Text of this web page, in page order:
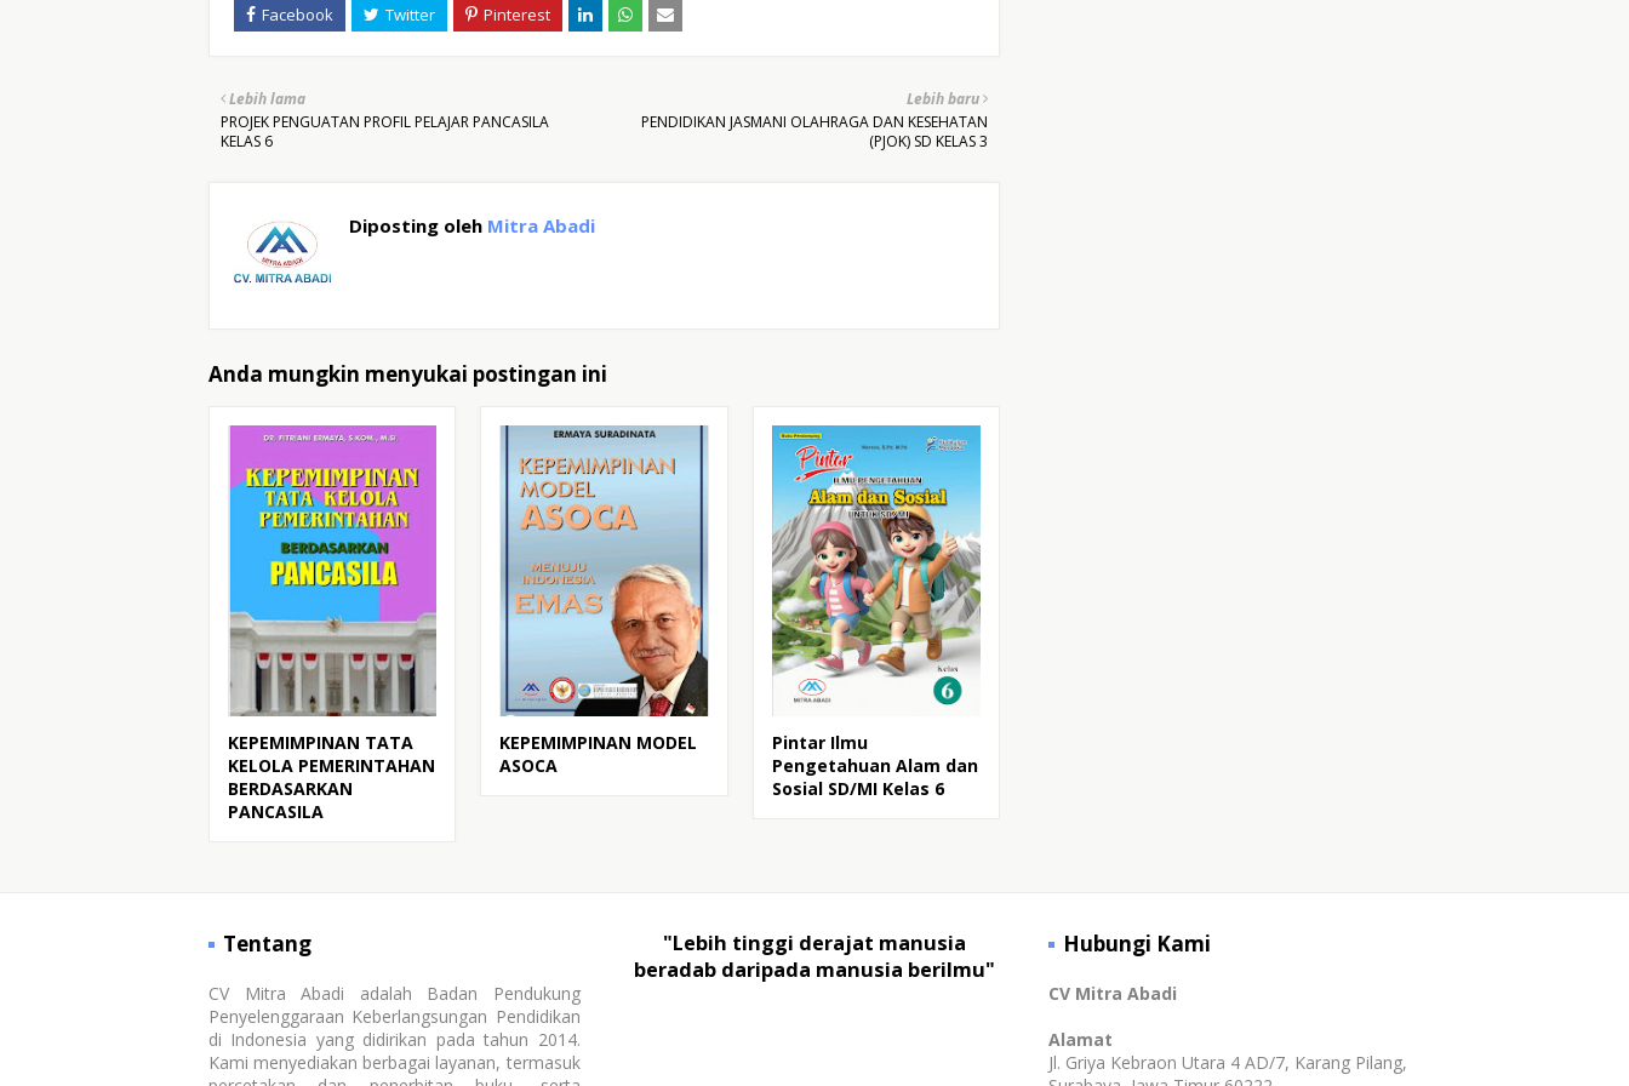
Lebih baru
PENDIDIKAN JASMANI OLAHRAGA DAN KESEHATAN
(PJOK) SD KELAS 3
Lebih lama
PROJEK PENGUATAN PROFIL PELAJAR PANCASILA
KELAS 6
Diposting oleh Mitra Abadi
Anda mungkin menyukai postingan ini
KEPEMIMPINAN TATA
KELOLA PEMERINTAHAN
BERDASARKAN
PANCASILA
KEPEMIMPINAN MODEL
ASOCA
Pintar Ilmu
Pengetahuan Alam dan
Sosial SD/MI Kelas 6
Tentang
CV Mitra Abadi adalah Badan Pendukung
Penyelenggaraan Keberlangsungan Pendidikan
di Indonesia yang didirikan pada tahun 2014.
Kami menyediakan berbagai layanan, termasuk
"Lebih tinggi derajat manusia
beradab daripada manusia berilmu"
Hubungi Kami
CV Mitra Abadi
Alamat
Jl. Griya Kebraon Utara 4 AD/7, Karang Pilang,